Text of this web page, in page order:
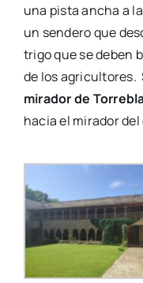
una pista ancha a
un sendero que
trigo que se deben
de los agricultores.
mirador de
hacia el mirador del